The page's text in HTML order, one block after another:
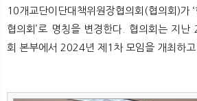
10개교단이단대책위원장협의회(협의회)가
협의회’로 명칭을 변경한다. 협의회는 지난
회 본부에서 2024년 제1차 모임을 개최하고